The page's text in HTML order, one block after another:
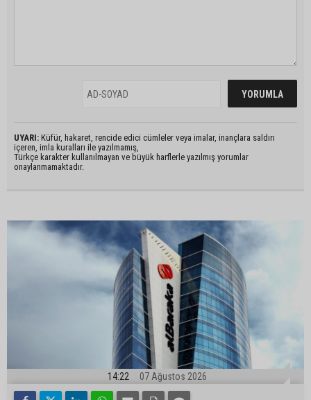
UYARI: Küfür, hakaret, rencide edici cümleler veya imalar, inançlara saldırı
içeren, imla kuralları ile yazılmamış,
Türkçe karakter kullanılmayan ve büyük harflerle yazılmış yorumlar
onaylanmamaktadır.
14:22 07 Ağustos 2026